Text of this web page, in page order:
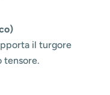
il turgore
tensore.